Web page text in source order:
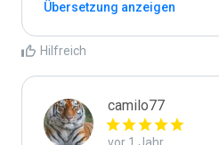
Übersetzung anzeigen
Hilfreich
camilo77